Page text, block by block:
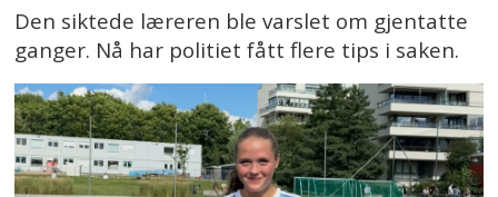
Den siktede læreren ble varslet om gjentatte
ganger. Nå har politiet fått flere tips i saken.